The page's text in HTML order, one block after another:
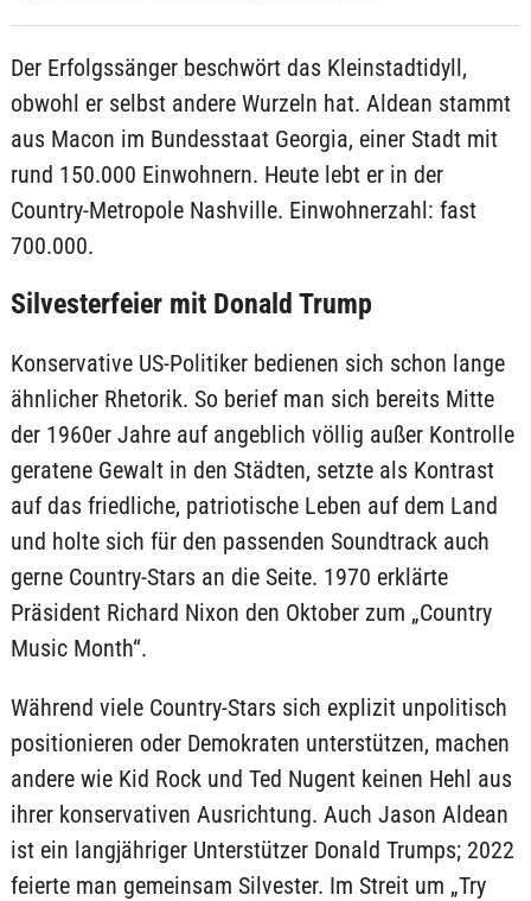
Der Erfolgssänger beschwört das Kleinstadtidyll,
obwohl er selbst andere Wurzeln hat. Aldean stammt
aus Macon im Bundesstaat Georgia, einer Stadt mit
rund 150.000 Einwohnern. Heute lebt er in der
Country-Metropole Nashville. Einwohnerzahl: fast
700.000.
Silvesterfeier mit Donald Trump
Konservative US-Politiker bedienen sich schon lange
ähnlicher Rhetorik. So berief man sich bereits Mitte
der 1960er Jahre auf angeblich völlig außer Kontrolle
geratene Gewalt in den Städten, setzte als Kontrast
auf das friedliche, patriotische Leben auf dem Land
und holte sich für den passenden Soundtrack auch
gerne Country-Stars an die Seite. 1970 erklärte
Präsident Richard Nixon den Oktober zum „Country
Music Month“.
Während viele Country-Stars sich explizit unpolitisch
positionieren oder Demokraten unterstützen, machen
andere wie Kid Rock und Ted Nugent keinen Hehl aus
ihrer konservativen Ausrichtung. Auch Jason Aldean
ist ein langjähriger Unterstützer Donald Trumps; 2022
feierte man gemeinsam Silvester. Im Streit um „Try